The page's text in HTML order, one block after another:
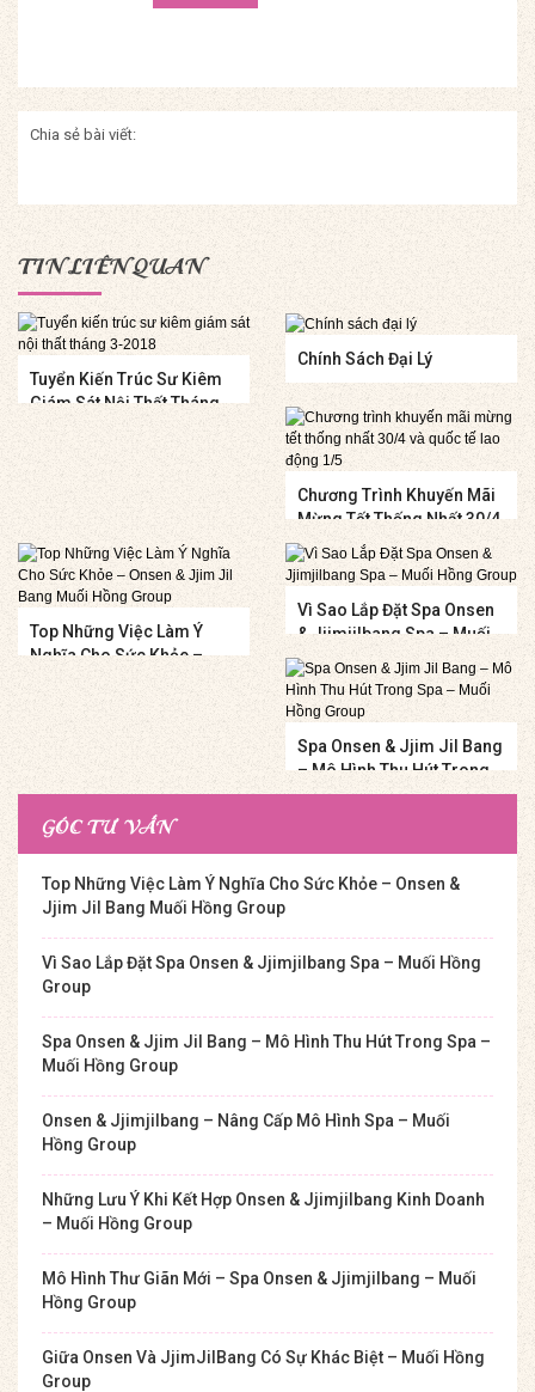
Chia sẻ bài viết:
TIN LIÊN QUAN
Tuyển Kiến Trúc Sư Kiêm
Giám Sát Nội Thất Tháng
3-2018
Chính Sách Đại Lý
Chương Trình Khuyến Mãi
Mừng Tết Thống Nhất 30/4
Và Quốc Tế Lao Động 1/5
Top Những Việc Làm Ý
Nghĩa Cho Sức Khỏe –
Onsen & Jjim Jil Bang
Muối Hồng Group
Vì Sao Lắp Đặt Spa Onsen
& Jjimjilbang Spa – Muối
Hồng Group
Spa Onsen & Jjim Jil Bang
– Mô Hình Thu Hút Trong
Spa – Muối Hồng Group
GÓC TƯ VẤN
Top Những Việc Làm Ý Nghĩa Cho Sức Khỏe – Onsen &
Jjim Jil Bang Muối Hồng Group
Vì Sao Lắp Đặt Spa Onsen & Jjimjilbang Spa – Muối Hồng
Group
Spa Onsen & Jjim Jil Bang – Mô Hình Thu Hút Trong Spa –
Muối Hồng Group
Onsen & Jjimjilbang – Nâng Cấp Mô Hình Spa – Muối
Hồng Group
Những Lưu Ý Khi Kết Hợp Onsen & Jjimjilbang Kinh Doanh
– Muối Hồng Group
Mô Hình Thư Giãn Mới – Spa Onsen & Jjimjilbang – Muối
Hồng Group
Giữa Onsen Và JjimJilBang Có Sự Khác Biệt – Muối Hồng
Group